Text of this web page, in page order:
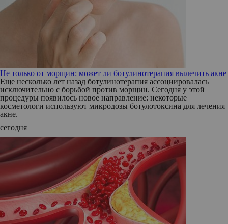
Не только от морщин: может ли ботулинотерапия вылечить акне
Еще несколько лет назад ботулинотерапия ассоциировалась
исключительно с борьбой против морщин. Сегодня у этой
процедуры появилось новое направление: некоторые
косметологи используют микродозы ботулотоксина для лечения
акне.
сегодня